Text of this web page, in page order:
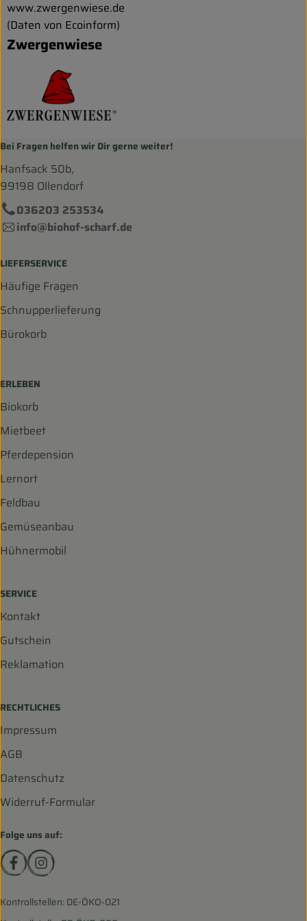
www.zwergenwiese.de
(Daten von Ecoinform)
Zwergenwiese
Bei Fragen helfen wir Dir gerne weiter!
Hanfsack 50b,
99198 Ollendorf
036203 253534
info@biohof-scharf.de
LIEFERSERVICE
Häufige Fragen
Schnupperlieferung
Bürokorb
ERLEBEN
Biokorb
Mietbeet
Pferdepension
Lernort
Feldbau
Gemüseanbau
Hühnermobil
SERVICE
Kontakt
Gutschein
Reklamation
RECHTLICHES
Impressum
AGB
Datenschutz
Widerruf-Formular
Folge uns auf:
Externer Link zu https://www.facebook.com/
Externer Link zu https://www.instagram.com/
Kontrollstellen: DE-ÖKO-021